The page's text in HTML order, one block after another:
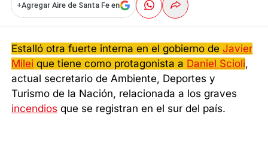
+Agregar Aire de Santa Fe en
Estalló otra fuerte interna en el gobierno deJavier
Milei que tiene como protagonista a Daniel Scioli,
actual secretario de Ambiente, Deportes y
Turismo de la Nación, relacionada a los graves
incendios que se registran en el sur del país.